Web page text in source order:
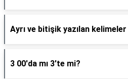
Ayrı ve bitişik yazılan
3 00'da mı 3'te mi?